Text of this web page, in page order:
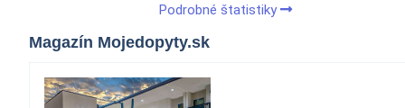
Podrobné štatistiky
Magazín Mojedopyty.sk